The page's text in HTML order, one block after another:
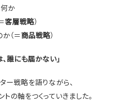
か
客層戦略）
（＝商品戦略）
誰にも届かない」
ー戦略を語りながら、
の軸をつくっていきました。